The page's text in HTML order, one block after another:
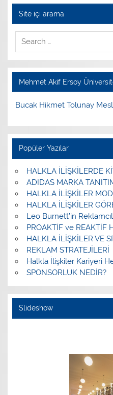
Site içi arama
Mehmet Akif Ersoy
Bucak Hikmet Tolunay
Popüler Yazılar
HALKLA İLİŞKİLERDE
ADIDAS MARKA
HALKLA İLİŞKİLER
HALKLA İLİŞKİLER
Leo Burnett’in
PROAKTİF ve REAKTİF
HALKLA İLİŞKİLER VE
REKLAM STRATEJİLERİ
Halkla İlişkiler Kariyeri
SPONSORLUK NEDİR?
Slideshow